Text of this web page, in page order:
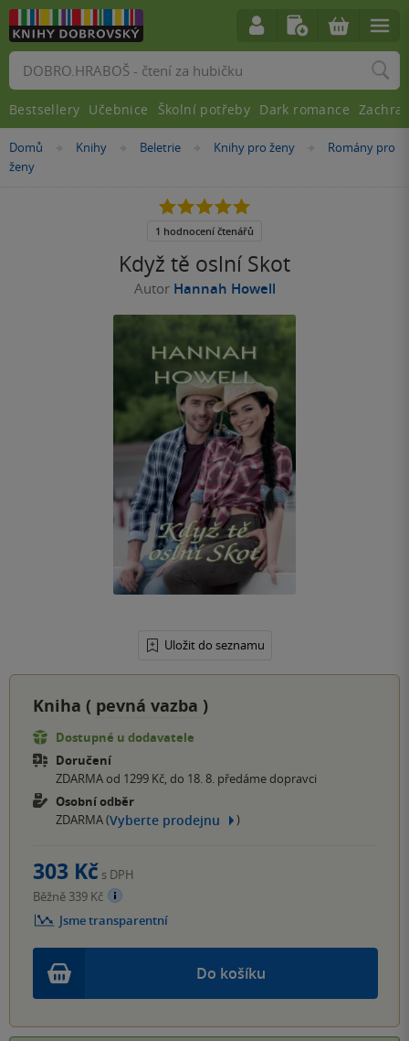
Nacházíte
se
Domů »
Knihy »
Beletrie »
Knihy pro ženy »
Romány pro
ženy
Když tě oslní Skot
Autor Hannah Howell
Uložit do seznamu
5.0
5
1 hodnocení čtenářů
Kniha ( pevná vazba )
Dostupné u dodavatele
Doručení
ZDARMA od 1299 Kč, do 18. 8. předáme dopravci
Osobní odběr
ZDARMA (Vyberte prodejnu )
Do košíku
303 Kč s DPH
Běžně 339 Kč
Jsme transparentní
Vyhledávání
Bestsellery Učebnice Školní potřeby Dark romance